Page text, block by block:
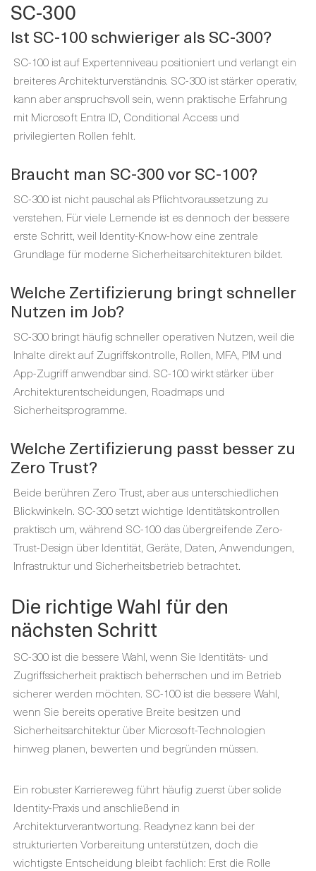
SC-300
Ist SC-100 schwieriger als SC-300?
SC-100 ist auf Expertenniveau positioniert und verlangt ein
breiteres Architekturverständnis. SC-300 ist stärker operativ,
kann aber anspruchsvoll sein, wenn praktische Erfahrung
mit Microsoft Entra ID, Conditional Access und
privilegierten Rollen fehlt.
Braucht man SC-300 vor SC-100?
SC-300 ist nicht pauschal als Pflichtvoraussetzung zu
verstehen. Für viele Lernende ist es dennoch der bessere
erste Schritt, weil Identity-Know-how eine zentrale
Grundlage für moderne Sicherheitsarchitekturen bildet.
Welche Zertifizierung bringt schneller
Nutzen im Job?
SC-300 bringt häufig schneller operativen Nutzen, weil die
Inhalte direkt auf Zugriffskontrolle, Rollen, MFA, PIM und
App-Zugriff anwendbar sind. SC-100 wirkt stärker über
Architekturentscheidungen, Roadmaps und
Sicherheitsprogramme.
Welche Zertifizierung passt besser zu
Zero Trust?
Beide berühren Zero Trust, aber aus unterschiedlichen
Blickwinkeln. SC-300 setzt wichtige Identitätskontrollen
praktisch um, während SC-100 das übergreifende Zero-
Trust-Design über Identität, Geräte, Daten, Anwendungen,
Infrastruktur und Sicherheitsbetrieb betrachtet.
Die richtige Wahl für den
nächsten Schritt
SC-300 ist die bessere Wahl, wenn Sie Identitäts- und
Zugriffssicherheit praktisch beherrschen und im Betrieb
sicherer werden möchten. SC-100 ist die bessere Wahl,
wenn Sie bereits operative Breite besitzen und
Sicherheitsarchitektur über Microsoft-Technologien
hinweg planen, bewerten und begründen müssen.
Ein robuster Karriereweg führt häufig zuerst über solide
Identity-Praxis und anschließend in
Architekturverantwortung. Readynez kann bei der
strukturierten Vorbereitung unterstützen, doch die
wichtigste Entscheidung bleibt fachlich: Erst die Rolle